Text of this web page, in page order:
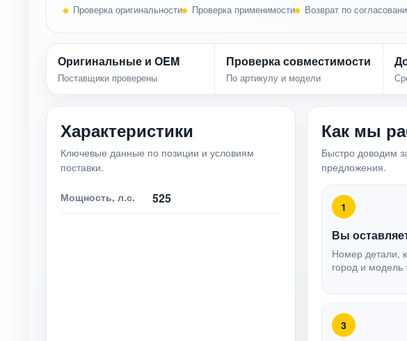
Проверка оригинальности Проверка применимости Возврат по
Оригинальные и OEM
Поставщики проверены
Проверка совместимости
По артикулу и модели
Характеристики
Ключевые данные по позиции и условиям
поставки.
Мощность, л.с. 525
Как мы
Быстро доводим
предложения.
1
Вы
Номер детали,
город и модель
3